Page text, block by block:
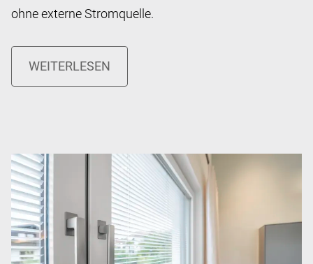
ohne externe Stromquelle.